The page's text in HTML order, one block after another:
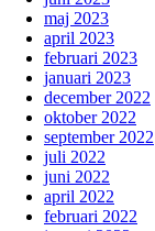
maj 2023
april 2023
februari 2023
januari 2023
december 2022
oktober 2022
september 2022
juli 2022
juni 2022
april 2022
februari 2022